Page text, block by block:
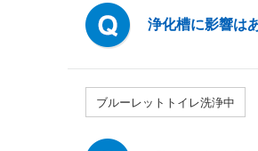
浄化槽に影響は
ブルーレットトイレ洗浄中